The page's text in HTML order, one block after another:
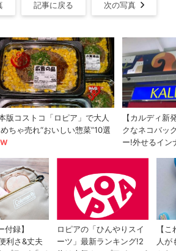
記事に戻る 次の写真